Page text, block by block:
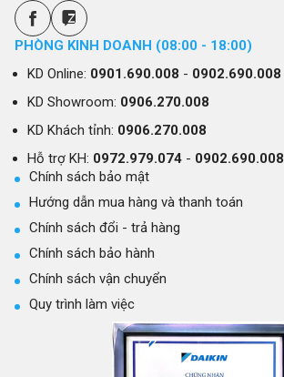
PHÒNG KINH DOANH (08:00 - 18:00)
KD Online: 0901.690.008 - 0902.690.008
KD Showroom: 0906.270.008
KD Khách tỉnh: 0906.270.008
Hỗ trợ KH: 0972.979.074- 0902.690.008
Chính sách bảo mật
Hướng dẫn mua hàng và thanh toán
Chính sách đổi - trả hàng
Chính sách bảo hành
Chính sách vận chuyển
Quy trình làm việc